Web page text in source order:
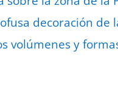
decoración
volúmenes y